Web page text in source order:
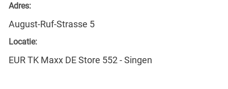
Adres:
August-Ruf-Strasse 5
Locatie:
EUR TK Maxx DE Store 552 - Singen